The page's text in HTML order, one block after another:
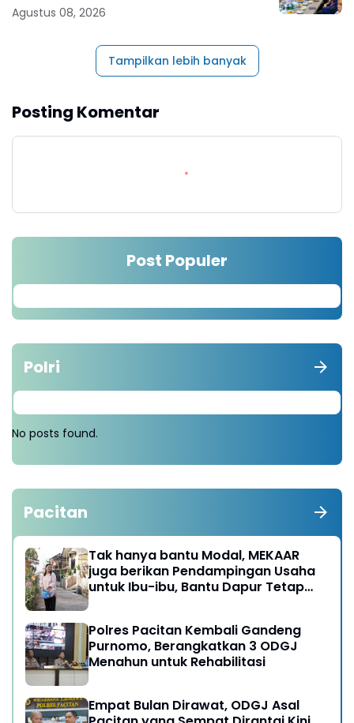
Agustus 08, 2026
Tampilkan lebih banyak
Posting Komentar
Post Populer
Polri
No posts found.
Pacitan
Tak hanya bantu Modal, MEKAAR
juga berikan Pendampingan Usaha
untuk Ibu-ibu, Bantu Dapur Tetap
Polres Pacitan Kembali Gandeng
Purnomo, Berangkatkan 3 ODGJ
Menahun untuk Rehabilitasi
Empat Bulan Dirawat, ODGJ Asal